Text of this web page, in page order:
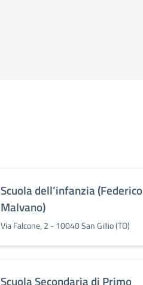
Scuola dell’infanzia (Federico
Malvano)
Via Falcone, 2 - 10040 San Gillio (TO)
Scuola Secondaria di Primo